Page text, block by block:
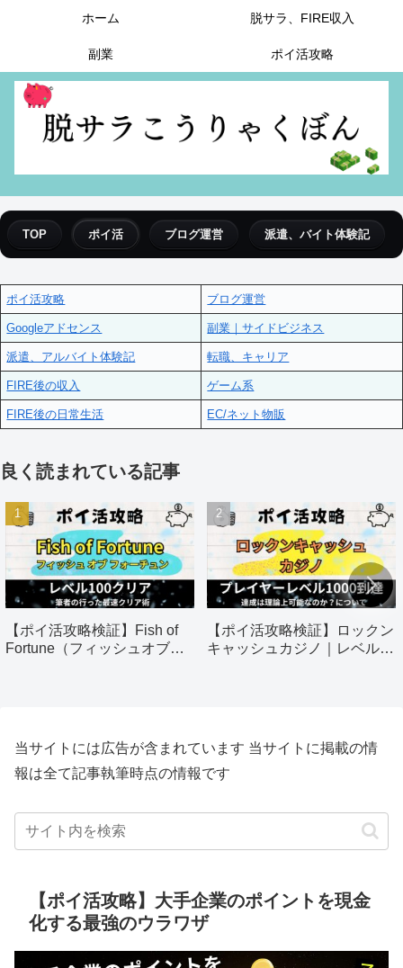
ホーム 脱サラ、FIRE収入
副業 ポイ活攻略
TOP ポイ活 ブログ運営 派遣、バイト体験記
ポイ活攻略 ブログ運営
Googleアドセンス 副業｜サイドビジネス
派遣、アルバイト体験記 転職、キャリア
FIRE後の収入 ゲーム系
FIRE後の日常生活 EC/ネット物販
良く読まれている記事
【ポイ活攻略検証】Fish of
Fortune（フィッシュオブフ
【ポイ活攻略検証】ロックン
キャッシュカジノ｜レベル
当サイトには広告が含まれています 当サイトに掲載の情
報は全て記事執筆時点の情報です
【ポイ活攻略】大手企業のポイントを現金
化する最強のウラワザ